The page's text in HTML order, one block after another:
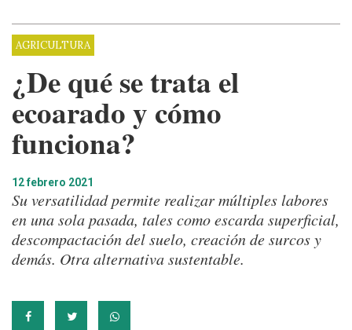
AGRICULTURA
¿De qué se trata el
ecoarado y cómo
funciona?
12 febrero 2021
Su versatilidad permite realizar múltiples labores
en una sola pasada, tales como escarda superficial,
descompactación del suelo, creación de surcos y
demás. Otra alternativa sustentable.